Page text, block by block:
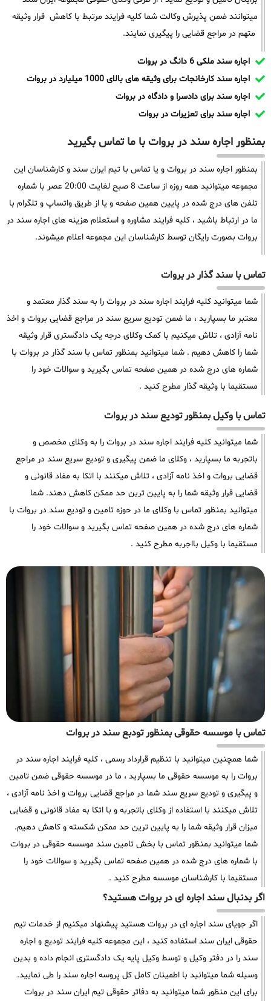
میتوانند ضمن پذیرش وکالت شما کلیه فرایند مرتبط با کاهش قرار وثیقه
متهم در مراجع قضایی را پیگیری نمایند.
اجاره سند ملکی 6 دانگ در بروات
اجاره سند کارخانجات برای وثیقه های بالای 1000 میلیارد در بروات
اجاره سند برای دادسرا و دادگاه در بروات
اجاره سند برای تعزیرات در بروات
بمنظور اجاره سند در بروات با ما تماس بگیرید
بمنظور اجاره سند در بروات و یا تماس با تیم ایران سند و کارشناسان این
مجموعه میتوانید همه روزه از ساعت 8 صبح لغایت 20:00 عصر با شماره
تلفن های درج شده در پایین همین صفحه و یا از طریق واتساپ و تلگرام با
ما در ارتباط باشید ، کلیه فرایند مشاوره و استعلام هزینه های اجاره سند در
بروات بصورت رایگان توسط کارشناسان این مجموعه اعلام میشوند.
تماس با سند گذار در بروات
شما میتوانید کلیه فرایند اجاره سند در بروات را به سند گذار معتمد و
معتبر ما بسپارید ، ما ضمن تودیع سریع سند در مراجع قضایی بروات و اخذ
نامه آزادی ، تلاش میکنیم با کمک وکلای درجه یک دادگستری قرار وثیقه
شما را کاهش دهیم . شما میتوانید بمنظور تماس با سند گذار در بروات با
شماره های درج شده در همین صفحه تماس بگیرید و سوالات خود را
مستقیما با وثیقه گذار مطرح کنید .
تماس با وکیل بمنظور تودیع سند در بروات
شما میتوانید کلیه فرایند اجاره سند در بروات را به وکلای مخصص و
باتجربه ما بسپارید ، وکلای ما ضمن پیگیری و تودیع سریع سند در مراجع
قضایی بروات و اخذ نامه آزادی ، تلاش میکنند با اتکا به مفاد قانونی و
قضایی قرار وثیقه شما را به پایین ترین حد ممکن کاهش دهند. شما
میتوانید بمنظور تماس با وکلای ما در حوزه تامین و تودیع سند در بروات با
شماره های درج شده در همین صفحه تماس بگیرید و سوالات خود را
مستقیما با وکیل بااجربه مطرح کنید .
تماس با موسسه حقوقی بمنظور تودبع سند در بروات
شما همچنین میتوانید با تنظیم قرارداد رسمی ، کلیه فرایند اجاره سند در
بروات را به موسسه حقوقی ما بسپارید ، ما در موسسه حقوقی ضمن تامین
و پیگیری و تودیع سریع سند شما در مراجع قضایی بروات و اخذ نامه آزادی ،
تلاش میکنند با استفاده از وکلای باتجربه و با اتکا به مفاد قانونی و قضایی
میزان قرار وثیقه شما را به پایین ترین حد ممکن شکسته و کاهش دهیم.
شما میتوانید بمنظور تماس با بخش تامین سند موسسه حقوقی در بروات
با شماره های درج شده در همین صفحه تماس بگیرید و سوالات خود را
مستقیما با کارشناسان موسسه مطرح کنید .
اگر بدنبال سند اجاره ای در بروات هستید؟
اگر جویای سند اجاره ای در بروات هستید پیشنهاد میکنیم از خدمات تیم
حقوقی ایران سند استفاده کنید ، این مجموعه کلیه فرایند تودیع و اجاره
سند را در دفتر وکیل و توسط وکیل پایه یک دادگستری انجام داده و بدین
وسیله شما میتوانید با اطمینان کامل کل پروسه اجاره سند را طی نمایید.
برای این منظور شما میتوانید به دفاتر حقوقی تیم ایران سند در بروات